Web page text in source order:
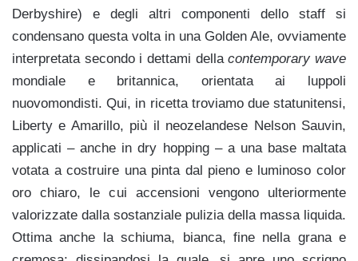
Derbyshire) e degli altri componenti dello staff si
condensano questa volta in una Golden Ale, ovviamente
interpretata secondo i dettami dellacontemporary wave
mondiale e britannica, orientata ai luppoli
nuovomondisti. Qui, in ricetta troviamo due statunitensi,
Liberty e Amarillo, più il neozelandese Nelson Sauvin,
applicati – anche in dry hopping – a una base maltata
votata a costruire una pinta dal pieno e luminoso color
oro chiaro, le cui accensioni vengono ulteriormente
valorizzate dalla sostanziale pulizia della massa liquida.
Ottima anche la schiuma, bianca, fine nella grana e